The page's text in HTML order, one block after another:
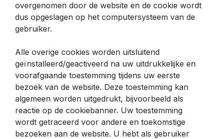
overgenomen door de website en de cookie wordt
dus opgeslagen op het computersysteem van de
gebruiker.
Alle overige cookies worden uitsluitend
geïnstalleerd/geactiveerd na uw uitdrukkelijke en
voorafgaande toestemming tijdens uw eerste
bezoek van de website. Deze toestemming kan
algemeen worden uitgedrukt, bijvoorbeeld als
reactie op de cookiebanner. Uw toestemming
wordt getraceerd voor andere en toekomstige
bezoeken aan de website. U hebt als gebruiker